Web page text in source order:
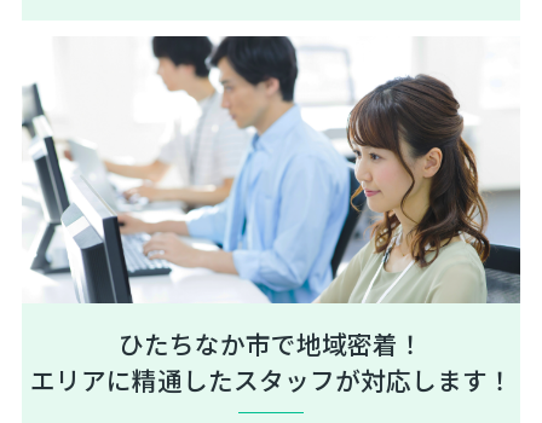
ひたちなか市で地域密着！
エリアに精通したスタッフが対応します！